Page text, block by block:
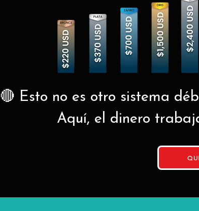
🔴 Esto no es otro sistema
Aquí, el dinero